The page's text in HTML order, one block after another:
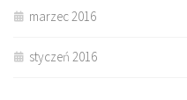
marzec 2016
styczeń 2016